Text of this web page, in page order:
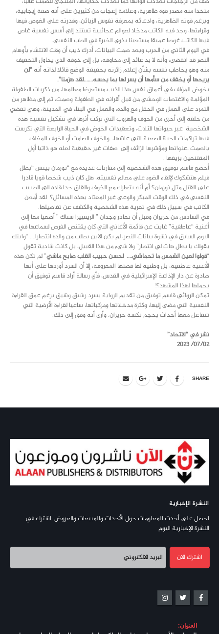
متخذا منه مصدر قوة ظاهرية، وعلامة إعجاب من كثيرين على أنه صفة إيجابية،
وبرغم قوته الظاهرية، وادعائه بمعرفة نفوس الزبائن، وقدرته على الغوص فيها
وقراءتها، وجد فيه الكاتب مدخلا لعوالم عجائبية تستند إلى أسس نفسية غاص
فيها الكاتب غوصا عميقا مستعينا بذوي الخبرة في الطب النفسي.
في اليوم الثاني من الحرب وبعد صمت البيانات، أدرك ذيب أن وقت الانتشاء بأوهام
النصر قد انقضى، وأنه لا بد عائد إلى مخاوفه، بل إلى خوفه الذي يحاول التخفيف
منه وهو يخاطب نفسه بشأن إعلام زائرته بحقيقة الوضع قائلا لذاته أنه“لن
يريحها أو يخفف من سأمها أن يسر لها بما يحسه…….لقد هزمنا”.
يخوض المؤلف في أعماق نفس هذا الذيب مستعرضا معالمها، من ذكريات الطفولة
المؤلمة والاغتصاب الوحشي من قبل أقرانه في الطفولة وصمت، ثم إلى مظاهر من
التمرد على العمل في الحقل مع والده، والعمل في البناء في المدينة، وهي تفضي
من حلقة إلى أخرى من الخوف والهروب التي تركت أثرها في تشكيل نفسية هذه
الشخصية عبر حيواتها الثلاث، وتعقيدات الخوض في الحياة الرابعة التي تكرست
فيها تراكمات الحياة الصعبة التي عاشها، والخوف الصامت أو الخوف المغلف
بالصمت ،عنوانها ومؤشرها الزائف إلى صفات غير حقيقية لعله هو ذاتيا أول
المقتنعين بزيفها .
أخضع قاسم توفيق هذه الشخصية إلى مقارنات عديدة مع “نورمان بيتس “بطل
فيلم هتشكوك لإلقاء الضوء على معالم نفسيته، هل كان ذيب شخصا قويا قادرا
على القتل مثل نورمان؟ أم أنه يتعارك مع الخوف والقلق حدا قاده الى الطبيب
النفسي في ذلك الوقت المبكر والوعي غير المعتاد بهذه المسائل؟ لقد أمعن
الكاتب في سبيل ذلك في تعرية هذه الشخصية والكشف عن تفاصيلها.
في السادس من حزيران وقبل أن تغادر وجدان ” الريفييرا سناك ” أصغيا معا إلى
أغنية “عاطفية” غابت عن قائمة الأغاني التي كان يقتنص الفرص لسماعها في
اليوم السابق في نشوة بيانات النصر، لم يكن الابن يطلب من والده انتصارا…. “وابنك
يقولك يا بطل هات لي انتصار” ولا شيء من هذا القبيل، بل كانت شادية تقول
“قولوا لعين الشمس ما تحماشي…. لحسن حبيب القلب صابح ماشي” لم تكن هذه
الأغنية عاطفية، بل وطنية لها قصتها المعروفة، إلا أن السرد أوردها على أنها
صادرة عن دار الإذاعة الإسرائيلية في القدس، فأي رسالة أراد قاسم توفيق أن
يحملها لهذا المشهد؟!
تمكن الروائي قاسم توفيق من تقديم الرواية بسرد رشيق وشيق برغم عمق القراءة
النفسية التي مضى إليها، وكثرة مدخلاتها ومركباتها، ساعيا لقراءة الأرضية التي
تتفاعل معها أحداث بحجم نكسة حزيران. وأرى أنه وفق إلى ذلك.
نشر في “الاتحاد”
07/02/ 2023
SHARE
النشرة الإخبارية
احصل على أحدث المعلومات حول الأحداث والمبيعات والعروض. اشترك في
النشرة الإخبارية اليوم
العنوان: